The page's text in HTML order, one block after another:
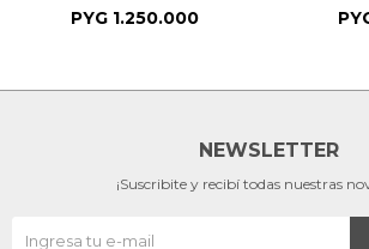
PYG 1.250.000
NEWSLETTER
¡Suscribite y recibí todas nuestras